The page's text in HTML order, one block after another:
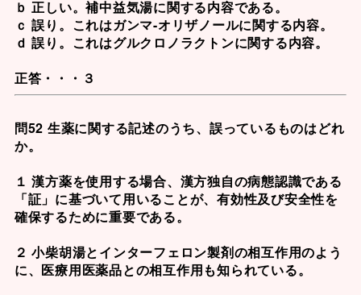
ｂ 正しい。補中益気湯に関する内容である。
ｃ 誤り。これはガンマ-オリザノールに関する内容。
ｄ 誤り。これはグルクロノラクトンに関する内容。
正答・・・３
問52 生薬に関する記述のうち、誤っているものはどれ
か。
１ 漢方薬を使用する場合、漢方独自の病態認識である
「証」に基づいて用いることが、有効性及び安全性を
確保するために重要である。
２ 小柴胡湯とインターフェロン製剤の相互作用のよう
に、医療用医薬品との相互作用も知られている。